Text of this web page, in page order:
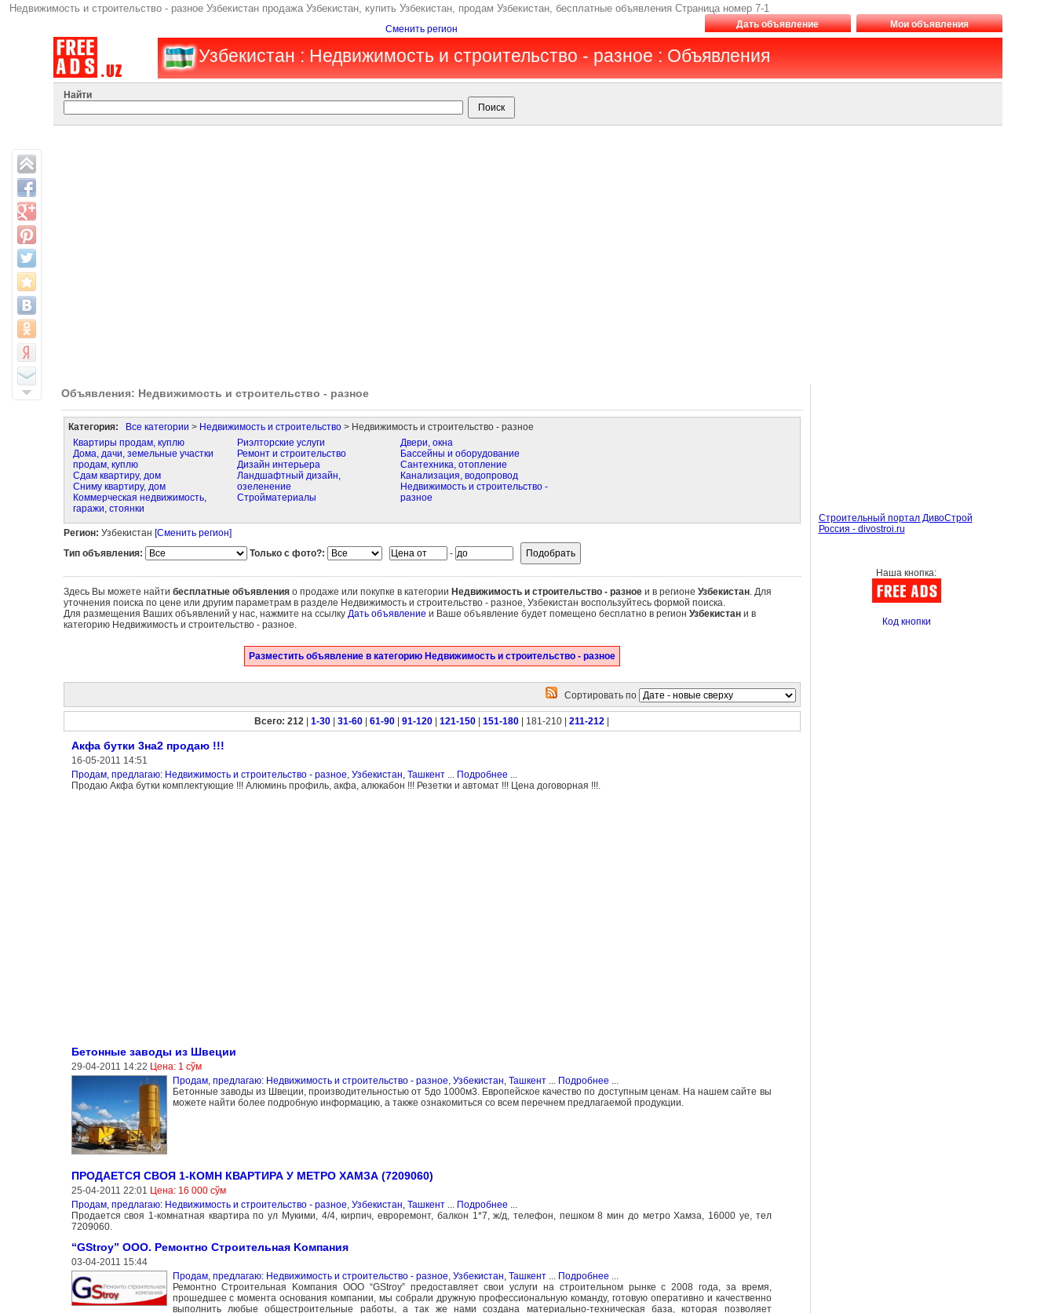
Недвижимость и строительство - разное Узбекистан продажа Узбекистан, купить Узбекистан, продам Узбекистан, бесплатные объявления Страница номер 7-1
Сменить регион Дать объявление Мои объявления
Узбекистан : Недвижимость и строительство - разное : Объявления
Найти
Объявления: Недвижимость и строительство - разное
Категория: Все категории > Недвижимость и строительство> Недвижимость и строительство - разное
Квартиры продам, куплю
Дома, дачи, земельные участки
продам, куплю
Сдам квартиру, дом
Сниму квартиру, дом
Коммерческая недвижимость,
гаражи, стоянки
Риэлторские услуги
Ремонт и строительство
Дизайн интерьера
Ландшафтный дизайн,
озеленение
Стройматериалы
Двери, окна
Бассейны и оборудование
Сантехника, отопление
Канализация, водопровод
Недвижимость и строительство -
разное
Регион: Узбекистан [Сменить регион]
Тип объявления:
Только с фото?: -
Здесь Вы можете найти бесплатные объявленияо продаже или покупке в категории Недвижимость и строительство - разноеи в регионе Узбекистан. Для
уточнения поиска по цене или другим параметрам в разделе Недвижимость и строительство - разное, Узбекистан воспользуйтесь формой поиска.
Для размещения Ваших объявлений у нас, нажмите на ссылку Дать объявление и Ваше объявление будет помещено бесплатно в регион Узбекистани в
категорию Недвижимость и строительство - разное.
Разместить объявление в категорию Недвижимость и строительство - разное
Сортировать по
Всего: 212 1-30 31-60 61-90 91-120 121-150 151-180 | 181-210 | 211-212
Акфа бутки 3на2 продаю !!!
16-05-2011 14:51
Продам, предлагаю: Недвижимость и строительство - разное, Узбекистан, Ташкент... Подробнее ...
Продаю Акфа бутки комплектующие !!! Алюминь профиль, акфа, алюкабон !!! Резетки и автомат !!! Цена договорная !!!.
Бетонные заводы из Швеции
29-04-2011 14:22 Цена: 1 сўм
Продам, предлагаю: Недвижимость и строительство - разное, Узбекистан, Ташкент... Подробнее ...
Бетонные заводы из Швеции, производительностью от 5до 1000м3. Европейское качество по доступным ценам. На нашем сайте вы
можете найти более подробную информацию, а также ознакомиться со всем перечнем предлагаемой продукции.
ПРОДАЕТСЯ СВОЯ 1-КОМН КВАРТИРА У МЕТРО ХАМЗА (7209060)
25-04-2011 22:01 Цена: 16 000 сўм
Продам, предлагаю: Недвижимость и строительство - разное, Узбекистан, Ташкент... Подробнее ...
Продается своя 1-комнатная квартира по ул Мукими, 4/4, кирпич, евроремонт, балкон 1*7, ж/д, телефон, пешком 8 мин до метро Хамза, 16000 уе, тел
7209060.
“GStroy” ООО. Ремонтно Строительная Kомпания
03-04-2011 15:44
Продам, предлагаю: Недвижимость и строительство - разное, Узбекистан, Ташкент... Подробнее ...
Ремонтно Строительная Kомпания ООО “GStroy” предоставляет свои услуги на строительном рынке с 2008 года, за время,
прошедшее с момента основания компании, мы собрали дружную профессиональную команду, готовую оперативно и качественно
выполнить любые общестроительные работы, а так же нами создана материально-техническая база, которая позволяет
Строительный портал ДивоСтрой
Россия - divostroi.ru
Наша кнопка:
Код кнопки